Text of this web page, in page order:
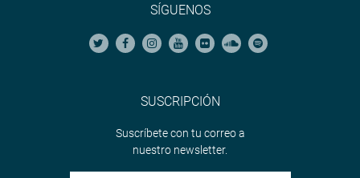
SÍGUENOS
SUSCRIPCIÓN
Suscríbete con tu correo a
nuestro newsletter.